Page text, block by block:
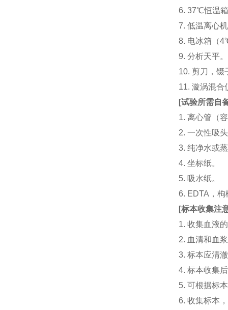
6. 37℃恒温
7. 低温离心
8. 电冰箱（
9. 分析天平。
10. 剪刀，镊
11. 漩涡混
[试验所需自
1. 离心管（
2. 一次性吸
3. 纯净水或
4. 坐标纸。
5. 吸水纸。
6. EDTA，
[标本收集注
1. 收集血液
2. 血清和血
3. 标本应清
4. 标本收集
5. 可根据标
6. 收集标本